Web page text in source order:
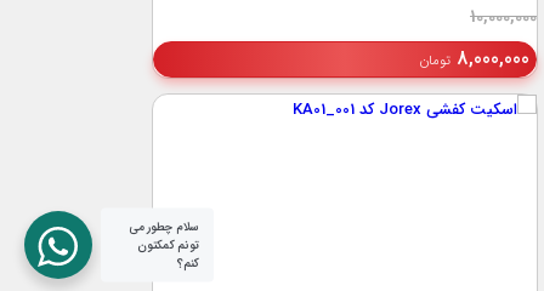
10,000,000
8,000,000 تومان
سلام چطور می
تونم کمکتون
کنم؟